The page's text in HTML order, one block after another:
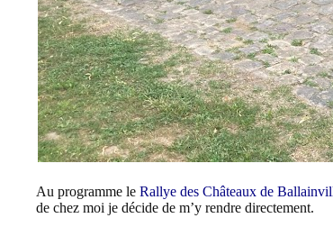
Au programme le Rallye des Châteaux de
de chez moi je décide de m’y rendre directement.